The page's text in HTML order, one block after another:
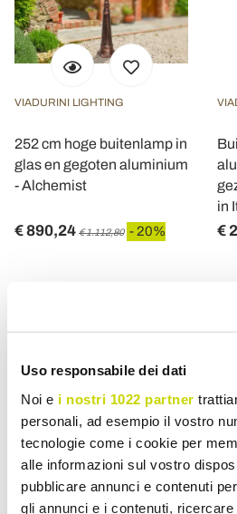
Uso responsabile dei dati
Noi e i nostri 1022 partner
personali, ad esempio il vostro
tecnologie come i cookie per
alle informazioni sul vostro
pubblicare annunci e contenuti
gli annunci e i contenuti,
VIADURINI LIGHTING
252 cm hoge buitenlamp in
glas en gegoten aluminium
- Alchemist
€ 890,24 € 1.112,80 - 20%
in
€
VIADURINI LIGHTING